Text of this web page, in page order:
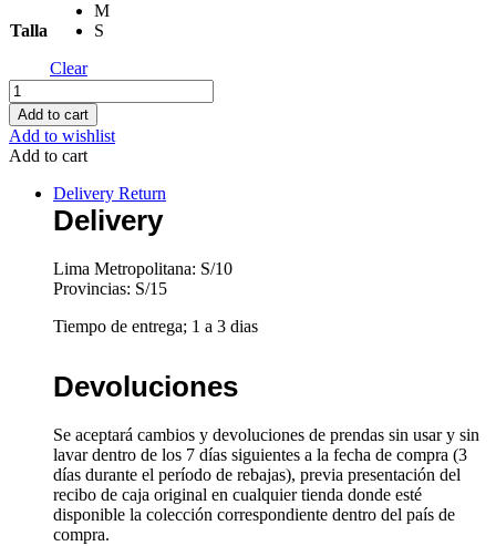
Talla
M
S
Clear
Conjunto
Romance
Beige
quantity
Add to cart
Add to wishlist
Add to cart
Delivery Return
Delivery
Lima Metropolitana: S/10
Provincias: S/15
Tiempo de entrega; 1 a 3 dias
Devoluciones
Se aceptará cambios y devoluciones de prendas sin usar y sin
lavar dentro de los 7 días siguientes a la fecha de compra (3
días durante el período de rebajas), previa presentación del
recibo de caja original en cualquier tienda donde esté
disponible la colección correspondiente dentro del país de
compra.